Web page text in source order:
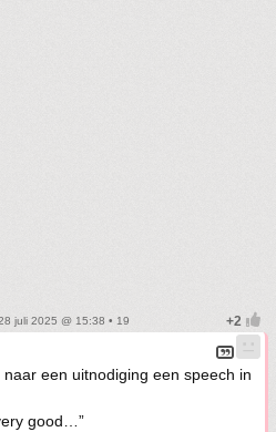
juli 2025 @ 15:38 • 19
een uitnodiging een speech in
good…”